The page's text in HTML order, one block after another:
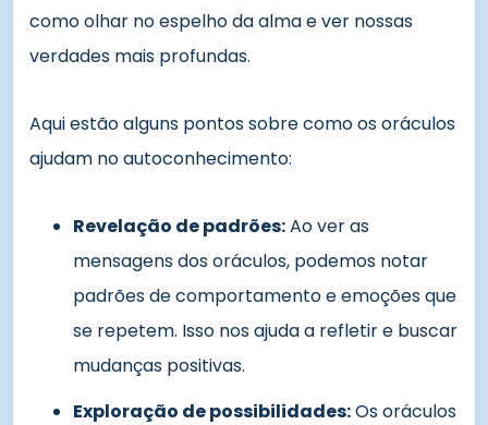
como olhar no espelho da alma e ver nossas
verdades mais profundas.
Aqui estão alguns pontos sobre como os oráculos
ajudam no autoconhecimento:
Revelação de padrões:Ao ver as
mensagens dos oráculos, podemos notar
padrões de comportamento e emoções que
se repetem. Isso nos ajuda a refletir e buscar
mudanças positivas.
Exploração de possibilidades:Os oráculos